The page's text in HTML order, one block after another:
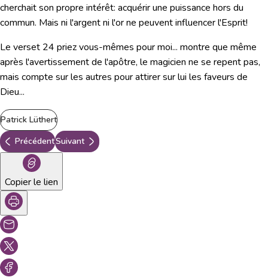
cherchait son propre intérêt: acquérir une puissance hors du
commun. Mais ni l'argent ni l'or ne peuvent influencer l'Esprit!
Le verset 24 priez vous-mêmes pour moi... montre que même
après l'avertissement de l'apôtre, le magicien ne se repent pas,
mais compte sur les autres pour attirer sur lui les faveurs de
Dieu...
Patrick Lüthert
PrécédentSuivant
Copier le lien